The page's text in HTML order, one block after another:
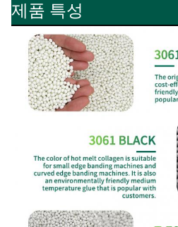
제품 특성